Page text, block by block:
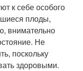
к себе особого
плоды,
внимательно
Не
поскольку
здоровыми.